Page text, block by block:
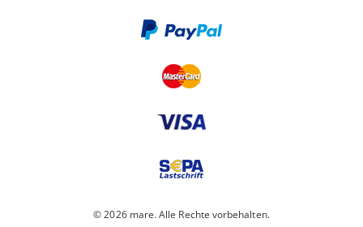
© 2026 mare. Alle Rechte vorbehalten.